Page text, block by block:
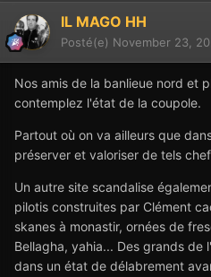
IL MAGO HH
Posté(e) November 23,
Nos amis de la banlieue nord et
contemplez l'état de la coupole.
Partout où on va ailleurs que
préserver et valoriser de tels
Un autre site scandalise
pilotis construites par Clément
skanes à monastir, ornées de
Bellagha, yahia... Des grands de
dans un état de délabrement